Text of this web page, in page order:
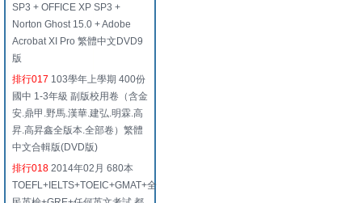
SP3 + OFFICE XP SP3 +
Norton Ghost 15.0 + Adobe
Acrobat XI Pro 繁體中文DVD9
版
排行017 103學年上學期 400份
國中 1-3年級 副版校用卷（含金
安.鼎甲.野馬.漢華.建弘.明霖.高
昇.高昇鑫全版本.全部卷）繁體
中文合輯版(DVD版)
排行018 2014年02月 680本
TOEFL+IELTS+TOEIC+GMAT+全